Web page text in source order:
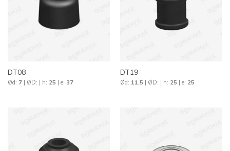
DT08
Ød: 7| ØD: | h: 25 | e: 37
DT19
Ød: 11.5 | ØD: | h: 25 | e: 25